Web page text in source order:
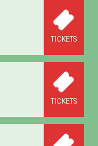
TICKETS
TICKETS